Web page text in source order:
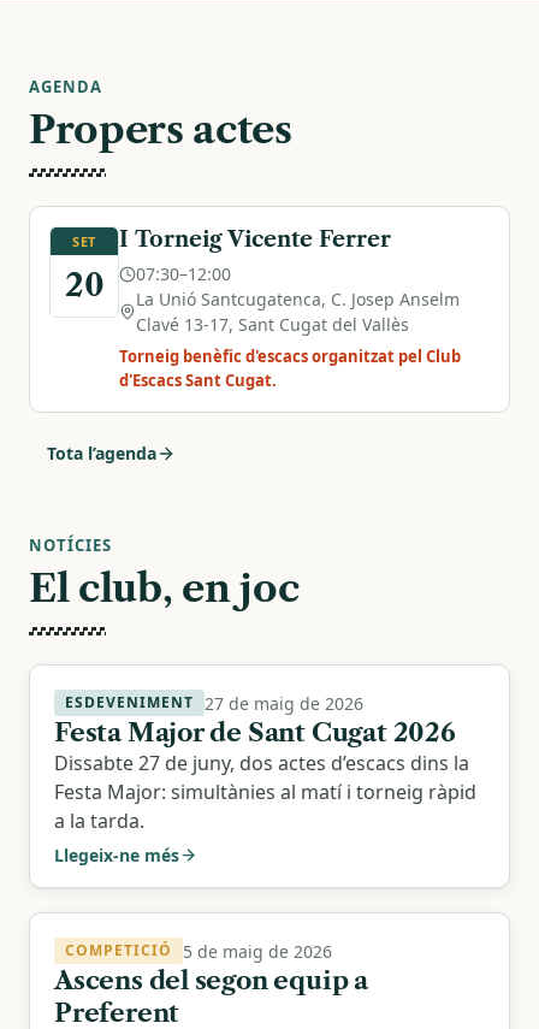
AGENDA
Propers actes
SET
20
I Torneig Vicente Ferrer
07:30–12:00
La Unió Santcugatenca, C. Josep Anselm
Clavé 13-17, Sant Cugat del Vallès
Torneig benèfic d'escacs organitzat pel Club
d'Escacs Sant Cugat.
Tota l’agenda
NOTÍCIES
El club, en joc
ESDEVENIMENT 27 de maig de 2026
Festa Major de Sant Cugat 2026
Dissabte 27 de juny, dos actes d’escacs dins la
Festa Major: simultànies al matí i torneig ràpid
a la tarda.
Llegeix-ne més
COMPETICIÓ 5 de maig de 2026
Ascens del segon equip a
Preferent